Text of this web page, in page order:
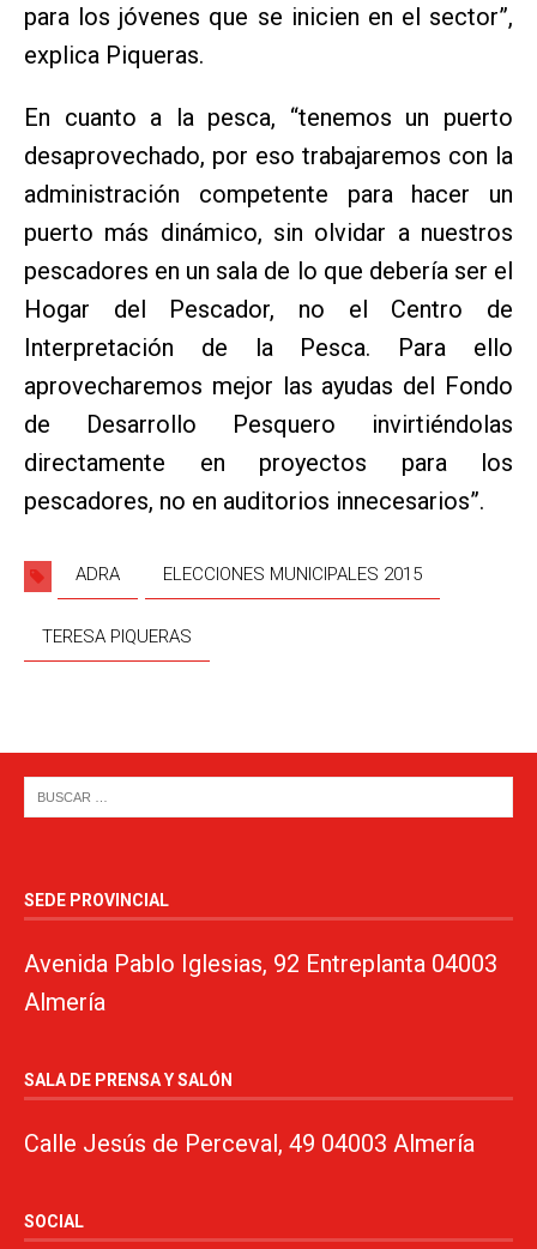
para los jóvenes que se inicien en el sector”,
explica Piqueras.
En cuanto a la pesca, “tenemos un puerto
desaprovechado, por eso trabajaremos con la
administración competente para hacer un
puerto más dinámico, sin olvidar a nuestros
pescadores en un sala de lo que debería ser el
Hogar del Pescador, no el Centro de
Interpretación de la Pesca. Para ello
aprovecharemos mejor las ayudas del Fondo
de Desarrollo Pesquero invirtiéndolas
directamente en proyectos para los
pescadores, no en auditorios innecesarios”.
ADRA ELECCIONES MUNICIPALES 2015
TERESA PIQUERAS
SEDE PROVINCIAL
Avenida Pablo Iglesias, 92 Entreplanta 04003
Almería
SALA DE PRENSA Y SALÓN
Calle Jesús de Perceval, 49 04003 Almería
SOCIAL